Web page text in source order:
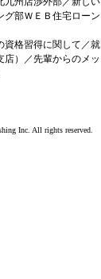
グ部ＷＥＢ住宅ローン
資格習得に関して／就
）／先輩からのメッ
Inc. All rights reserved.